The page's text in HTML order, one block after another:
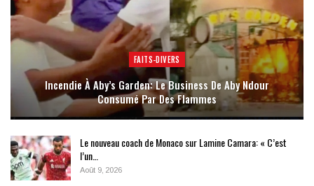
FAITS-DIVERS
Incendie À Aby’s Garden: Le Business De Aby Ndour
Consumé Par Des Flammes
Le nouveau coach de Monaco sur Lamine Camara: « C’est
l’un…
Août 9, 2026